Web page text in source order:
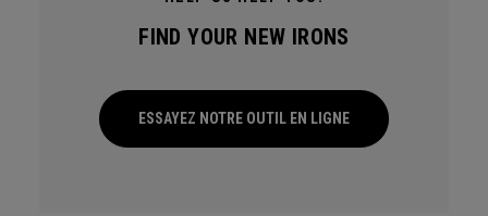
FIND YOUR NEW IRONS
ESSAYEZ NOTRE OUTIL EN LIGNE